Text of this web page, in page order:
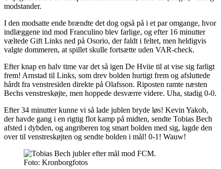
modstander.
I den modsatte ende brændte det dog også på i et par omgange, hvor
indlæggene ind mod Franculino blev farlige, og efter 16 minutter
væltede Gift Links ned på Osorio, der faldt i feltet, men heldigvis
valgte dommeren, at spillet skulle fortsætte uden VAR-check.
Efter knap en halv time var det så igen De Hviie til at vise sig farligt
frem! Arnstad til Links, som drev bolden hurtigt frem og afsluttede
hårdt fra venstresiden direkte på Olafsson. Riposten ramte næsten
Bechs venstreskøjte, men hoppede desværre videre. Uha, stadig 0-0.
Efter 34 minutter kunne vi så lade jublen bryde løs! Kevin Yakob,
der havde gang i en rigtig flot kamp på midten, sendte Tobias Bech
afsted i dybden, og angriberen tog smart bolden med sig, lagde den
over til venstreskøjten og sendte bolden i mål! 0-1! Wauw!
Foto: Kronborgfotos